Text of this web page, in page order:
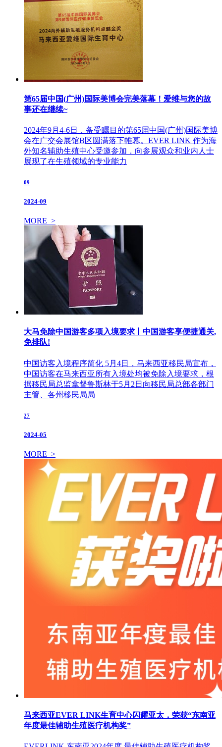
第65届中国(广州)国际美博会完美落幕！爱维与您的故
事还在继续~
2024年9月4-6日，备受瞩目的第65届中国(广州)国际美博
会在广交会展馆B区圆满落下帷幕。EVER LINK 作为海
外知名辅助生殖中心受邀参加，向参展观众和业内人士
展现了在生殖领域的专业能力
09
2024-09
MORE >
大马免除中国游客多项入境要求丨中国游客享便捷通关,
免排队!
中国访客入境程序简化 5月4日，马来西亚移民局宣布，
中国访客在马来西亚所有入境处均被免除入境要求，根
据移民局总监拿督鲁斯林于5月2日向移民局总部各部门
主管、各州移民局局
27
2024-05
MORE >
马来西亚EVER LINK生育中心闪耀亚太，荣获“东南亚
年度最佳辅助生殖医疗机构奖”